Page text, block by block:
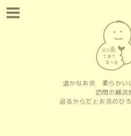
温かなお灸 柔らかい
訪問の鍼灸
巡るからだとお灸のひろ